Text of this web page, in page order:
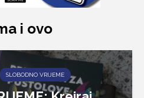
i ovo
SLOBODNO VRIJEME